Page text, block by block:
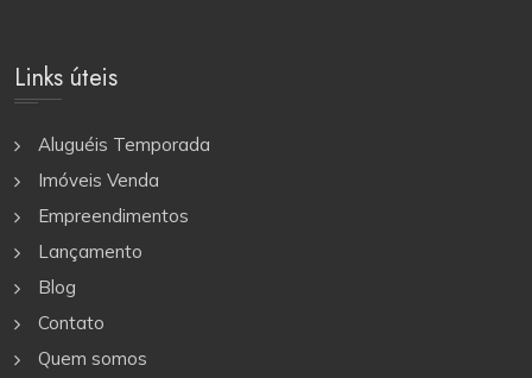
Links úteis
Aluguéis Temporada
Imóveis Venda
Empreendimentos
Lançamento
Blog
Contato
Quem somos